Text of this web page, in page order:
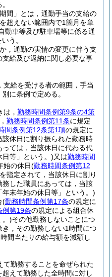
間」とは，通勤手当の支給の
超えない範囲内で1箇月を単
動車等及び駐車場等に係る通
いう。
，通勤の実情の変更に伴う支
給及び返納に関し必要な事
支給を受ける者の範囲，手当
に条例で定める。
， 勤務時間条例第9条の4第
勤務時間条例第11条に規定
間条例第12条第1項の規定に
休日に割り振られた勤務時
ては，当該休日に代わる代
等」という。)又は勤務時間
始の休日(勤務時間条例第12
指定されて，当該休日に割り
した職員にあっては，当該
末年始の休日等」という。)
(勤務時間条例第17条の規定に
例第19条の規定による組合休
。)その他勤務しないことにつ
，その勤務しない1時間につ
間当たりの給与額を減額し
て勤務することを命ぜられた
えて勤務した全時間に対し